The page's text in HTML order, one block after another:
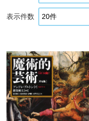
表示件数